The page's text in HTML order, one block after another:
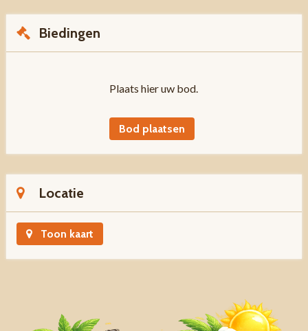
Biedingen
Plaats hier uw bod.
Bod plaatsen
Locatie
Toon kaart